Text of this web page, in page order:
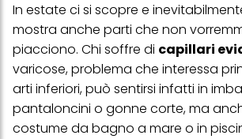
In estate ci si scopre e
mostra anche parti che non
piacciono. Chi soffre di capillari
varicose, problema che interessa
arti inferiori, può sentirsi infatti in
pantaloncini o gonne corte, ma
costume da bagno a mare o in